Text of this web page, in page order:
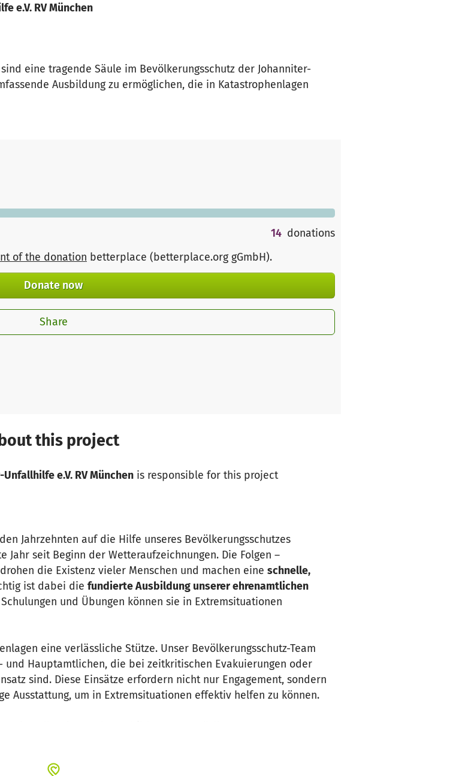
e.V. RV München
eine tragende Säule im Bevölkerungsschutz der Johanniter-
Ausbildung zu ermöglichen, die in Katastrophenlagen
14 donations
of the donation betterplace (betterplace.org gGmbH).
Donate now
Share
this project
e.V. RV Münchenis responsible for this project
Jahrzehnten auf die Hilfe unseres Bevölkerungsschutzes
Jahr seit Beginn der Wetteraufzeichnungen. Die Folgen –
die Existenz vieler Menschen und machen eine schnelle,
ist dabei die fundierte Ausbildung unserer ehrenamtlichen
und Übungen können sie in Extremsituationen
eine verlässliche Stütze. Unser Bevölkerungsschutz-Team
und Hauptamtlichen, die bei zeitkritischen Evakuierungen oder
sind. Diese Einsätze erfordern nicht nur Engagement, sondern
Ausstattung, um in Extremsituationen effektiv helfen zu können.